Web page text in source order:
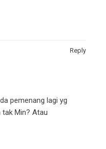
Reply
pemenang lagi yg
tak Min? Atau